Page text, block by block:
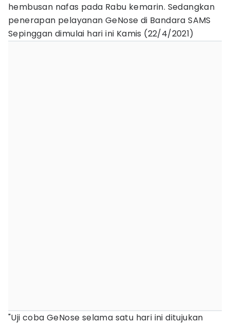
hembusan nafas pada Rabu kemarin. Sedangkan
penerapan pelayanan GeNose di Bandara SAMS
Sepinggan dimulai hari ini Kamis (22/4/2021)
"Uji coba GeNose selama satu hari ini ditujukan